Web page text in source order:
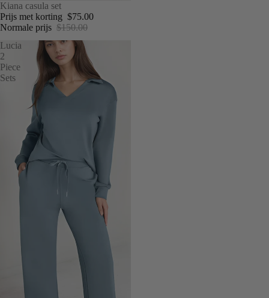
UITVERKOOP
Kiana casula set
Prijs met korting $75.00
Normale prijs $150.00
Lucia
2
Piece
Sets